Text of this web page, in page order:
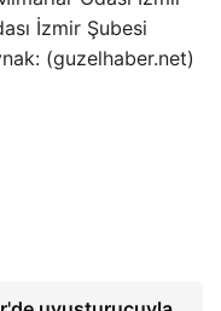
İzmir Şubesi
(guzelhaber.net)